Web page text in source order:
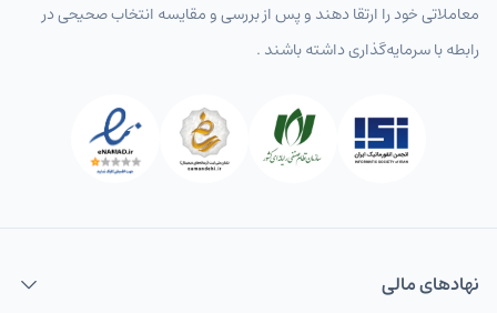
معاملاتی خود را ارتقا دهند و پس از بررسی و مقایسه انتخاب‌ صحیحی در
رابطه با سرمایه‌گذاری داشته باشند .
نهاد‌های مالی